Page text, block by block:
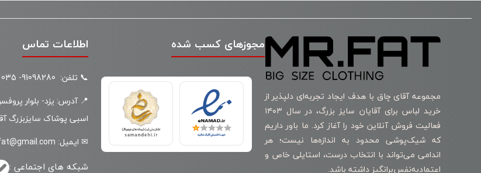
مجموعه آقای چاق با هدف ایجاد تجربه‌ای دلپذیر از
خرید لباس برای آقایان سایز بزرگ، در سال ۱۴۰۳
فعالیت فروش آنلاین خود را آغاز کرد. ما باور داریم
که شیک‌پوشی محدود به اندازه‌ها نیست؛ هر
اندامی می‌تواند با انتخاب درست، استایلی خاص و
اعتمادبه‌نفس‌برانگیز داشته باشد.
مجوزهای کسب شده اطلاعات تماس
📞 تلفن: 91098280- 035
📍 آدرس: یزد- بلوار
اسبی پوشاک سایزبزرگ
✉ ایمیل: info.mesterfat@gmail.com
شبکه های اجتماعی :